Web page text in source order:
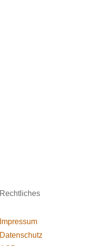
Rechtliches
Impressum
Datenschutz